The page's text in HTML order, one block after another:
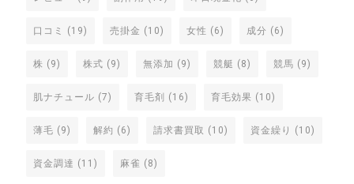
口コミ (19) 売掛金 (10) 女性 (6) 成分 (6)
株 (9) 株式 (9) 無添加 (9) 競艇 (8) 競馬 (9)
肌ナチュール (7) 育毛剤 (16) 育毛効果 (10)
薄毛 (9) 解約 (6) 請求書買取 (10) 資金繰り (10)
資金調達 (11) 麻雀 (8)